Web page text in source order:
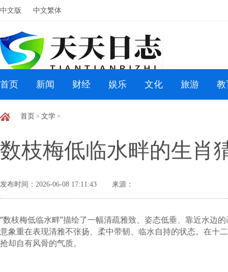
中文版 中文繁体
首页 新闻 财经 娱乐 文化 旅游 教
首页 > 文学 >
数枝梅低临水畔的生肖
发布时间：2026-06-08 17:11:43 来源：
“数枝梅低临水畔”描绘了一幅清疏雅致、姿态低垂、靠近水边
意象重在表现清雅不张扬、柔中带韧、临水自持的状态。在十
抢却自有风骨的气质。